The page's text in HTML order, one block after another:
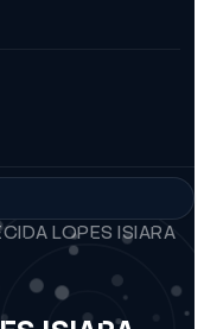
LOPES ISIARA